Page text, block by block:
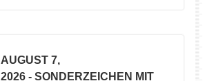
AUGUST 7,
2026 - SONDERZEICHEN MIT